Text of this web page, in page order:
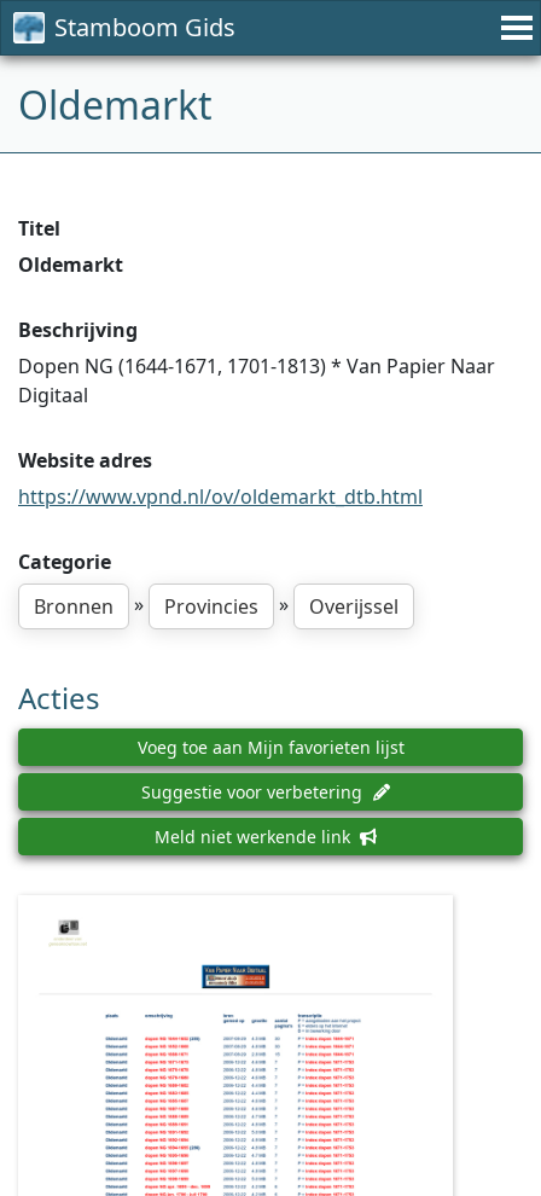
Stamboom Gids
Oldemarkt
Titel
Oldemarkt
Beschrijving
Dopen NG (1644-1671, 1701-1813) * Van Papier Naar
Digitaal
Website adres
https://www.vpnd.nl/ov/oldemarkt_dtb.html
Categorie
Bronnen
» Provincies » Overijssel
Acties
Voeg toe aan Mijn favorieten lijst
Suggestie voor verbetering
Meld niet werkende link